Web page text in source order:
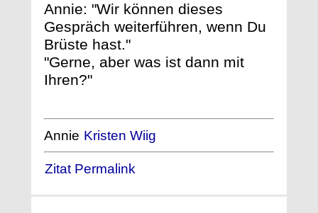
Annie: "Wir können dieses
Gespräch weiterführen, wenn Du
Brüste hast."
"Gerne, aber was ist dann mit
Ihren?"
Annie Kristen Wiig
Zitat Permalink